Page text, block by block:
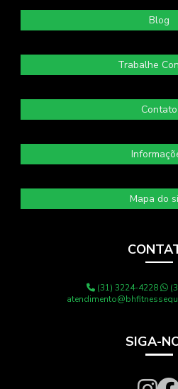
Blog
Trabalhe
Contato
Mapa do
(31) 3224-4228
SIGA-